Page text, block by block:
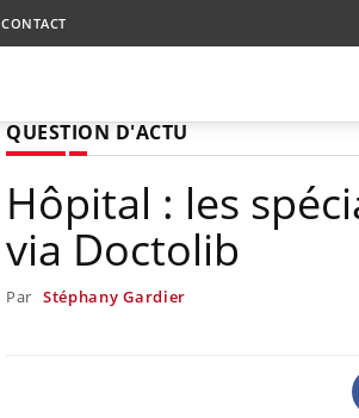
CONTACT
QUESTION D'ACTU
Hôpital : les
via Doctolib
Par Stéphany Gardier